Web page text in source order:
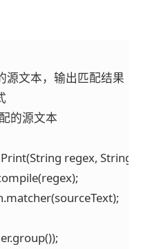
源文本，输出匹配结果
的源文本
regex, String